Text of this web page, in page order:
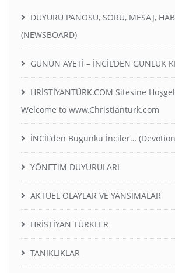
DUYURU PANOSU, SORU, MESAJ,
(NEWSBOARD)
GÜNÜN AYETİ – İNCİL’DEN GÜNLÜK
HRİSTİYANTÜRK.COM Sitesine
Welcome to www.Christianturk.com
İNCİL’den Bugünkü İnciler…
YÖNETiM DUYURULARI
AKTUEL OLAYLAR VE YANSIMALAR
HRİSTİYAN TÜRKLER
TANIKLIKLAR